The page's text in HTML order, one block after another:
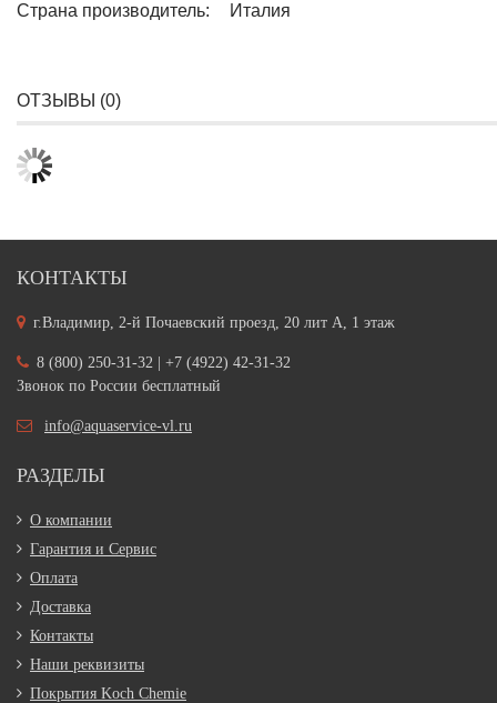
Страна производитель:
Италия
ОТЗЫВЫ (0)
КОНТАКТЫ
г.Владимир, 2-й Почаевский проезд, 20 лит А, 1 этаж
8 (800) 250-31-32 | +7 (4922) 42-31-32
Звонок по России бесплатный
info@aquaservice-vl.ru
РАЗДЕЛЫ
О компании
Гарантия и Сервис
Оплата
Доставка
Контакты
Наши реквизиты
Покрытия Koch Chemie